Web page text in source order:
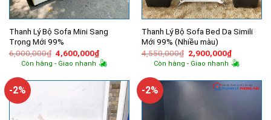
Thanh Lý Bộ Sofa Mini Sang
Trọng Mới 99%
6,000,000₫ Giá
gốc
là:
4,600,000₫Giá
hiện
tại
4,600,000₫.
Còn hàng - Giao nhanh
Thanh Lý Bộ Sofa Bed Da Simili
Mới 99% (Nhiều màu)
4,550,000₫ Giá
gốc
là:
2,900,000₫Giá
hiện
tại
Còn hàng - Giao nhanh
-2% -2%